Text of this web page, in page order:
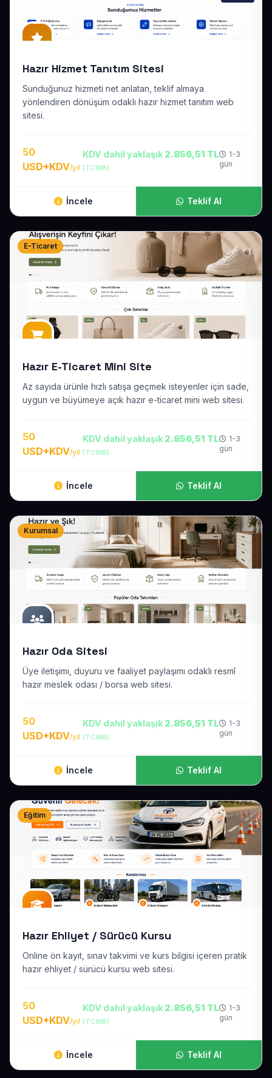
Hazır Hizmet Tanıtım Sitesi
Sunduğunuz hizmeti net anlatan, teklif almaya
yönlendiren dönüşüm odaklı hazır hizmet tanıtım web
sitesi.
50
USD+KDV/yıl
KDV dahil yaklaşık 2.856,51 TL
(TCMB)
1-3
gün
İncele Teklif Al
E-Ticaret
Hazır E-Ticaret Mini Site
Az sayıda ürünle hızlı satışa geçmek isteyenler için sade,
uygun ve büyümeye açık hazır e-ticaret mini web sitesi.
50
USD+KDV/yıl
KDV dahil yaklaşık 2.856,51 TL
(TCMB)
1-3
gün
İncele Teklif Al
Kurumsal
Hazır Oda Sitesi
Üye iletişimi, duyuru ve faaliyet paylaşımı odaklı resmî
hazır meslek odası / borsa web sitesi.
50
USD+KDV/yıl
KDV dahil yaklaşık 2.856,51 TL
(TCMB)
1-3
gün
İncele Teklif Al
Eğitim
Hazır Ehliyet / Sürücü Kursu
Online ön kayıt, sınav takvimi ve kurs bilgisi içeren pratik
hazır ehliyet / sürücü kursu web sitesi.
50
USD+KDV/yıl
KDV dahil yaklaşık 2.856,51 TL
(TCMB)
1-3
gün
İncele Teklif Al